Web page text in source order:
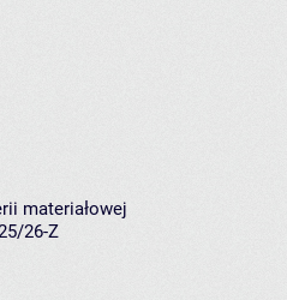
materiałowej
26-Z